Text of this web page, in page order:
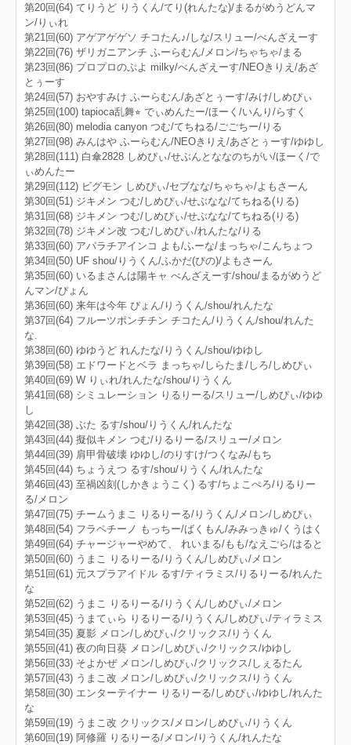
第20回(64) てりうど りうくん/てり(れんたな)/まるがめうどんマ
ン/りぃれ
第21回(60) アゲアゲゲソ チコたん♪/しな/スリュー/べんざえーす
第22回(76) ザリガニアンチ ふーらむん/メロン/ちゃちゃ/まる
第23回(86) プロプロのぷよ milky/べんざえーす/NEOきりえ/あざ
とぅーす
第24回(57) おやすみけ ふーらむん/あざとぅーす/みけ/しめぴぃ
第25回(100) tapioca乱舞⭐︎ でぃめんたー/ほーく/いんり/らすく
第26回(80) melodia canyon つむ/てちねる/ごごちー/りる
第27回(98) みんはや ふーらむん/NEOきりえ/あざとぅーす/ゆゆし
第28回(111) 白傘2828 しめぴぃ/せぶんとななのちがい/ほーく/で
ぃめんたー
第29回(112) ビグモン しめぴぃ/セブなな/ちゃちゃ/よもさーん
第30回(51) ジキメン つむ/しめぴぃ/せぶなな/てちねる(りる)
第31回(68) ジキメン つむ/しめぴぃ/せぶなな/てちねる(りる)
第32回(78) ジキメン改 つむ/しめぴぃ/れんたな/りる
第33回(60) アパラチアインコ よも/ふーな/まっちゃ/こんちょつ
第34回(50) UF shou/りうくん/ふかだ(ぴの)/よもさーん
第35回(60) いるまさんは陽キャ べんざえーす/shou/まるがめうど
んマン/ぴょん
第36回(60) 来年は今年 ぴょん/りうくん/shou/れんたな
第37回(64) フルーツポンチチン チコたん/りうくん/shou/れんた
な.
第38回(60) ゆゆうど れんたな/りうくん/shou/ゆゆし
第39回(58) エドワードとベラ まっちゃ/しらたま/しろ/しめぴぃ
第40回(69) W りぃれ/れんたな/shou/りうくん
第41回(68) シミュレーション りるりーる/スリュー/しめぴぃ/ゆゆ
し
第42回(38) ぶた るす/shou/りうくん/れんたな
第43回(44) 擬似キメン つむ/りるりーる/スリュー/メロン
第44回(39) 肩甲骨破壊 ゆゆし/のりすけ/つくなみ/もち
第45回(44) ちょうえつ るす/shou/りうくん/れんたな
第46回(43) 至禍凶刻(しかきょうこく) るす/ちょこぺろ/りるりー
る/メロン
第47回(75) チームうまこ りるりーる/りうくん/メロン/しめぴぃ
第48回(54) フラペチーノ もっちー/ばくもん/みみっきゅ/くうはく
第49回(64) チャージャーやめて、 れいまる/もも/なえごら/はると
第50回(60) うまこ りるりーる/りうくん/しめぴぃ/メロン
第51回(61) 元スプラアイドル るす/ティラミス/りるりーる/れんた
な
第52回(62) うまこ りるりーる/りうくん/しめぴぃ/メロン
第53回(45) うまてぃら りるりーる/りうくん/しめぴぃ/ティラミス
第54回(35) 夏影 メロン/しめぴぃ/クリックス/りうくん
第55回(41) 夜の向日葵 メロン/しめぴぃ/クリックス/ゆゆし
第56回(33) そよかぜ メロン/しめぴぃ/クリックス/しぇるたん
第57回(43) うまこ改 メロン/しめぴぃ/クリックス/りうくん
第58回(30) エンターテイナー りるりーる/しめぴぃ/ゆゆし/れんた
な
第59回(19) うまこ改 クリックス/メロン/しめぴぃ/りうくん
第60回(19) 阿修羅 りるりーる/メロン/りうくん/れんたな